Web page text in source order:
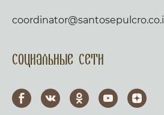
coordinator@santosepulcro.co.il
Социальные сети